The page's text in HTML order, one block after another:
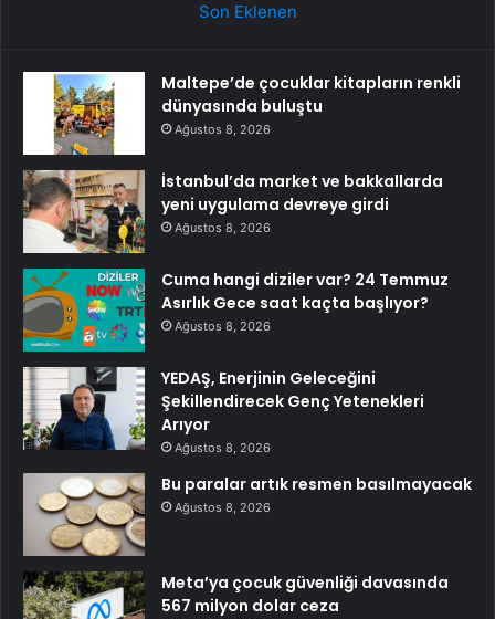
Son Eklenen
Maltepe’de çocuklar kitapların renkli
dünyasında buluştu
Ağustos 8, 2026
İstanbul’da market ve bakkallarda
yeni uygulama devreye girdi
Ağustos 8, 2026
Cuma hangi diziler var? 24 Temmuz
Asırlık Gece saat kaçta başlıyor?
Ağustos 8, 2026
YEDAŞ, Enerjinin Geleceğini
Şekillendirecek Genç Yetenekleri
Arıyor
Ağustos 8, 2026
Bu paralar artık resmen basılmayacak
Ağustos 8, 2026
Meta’ya çocuk güvenliği davasında
567 milyon dolar ceza